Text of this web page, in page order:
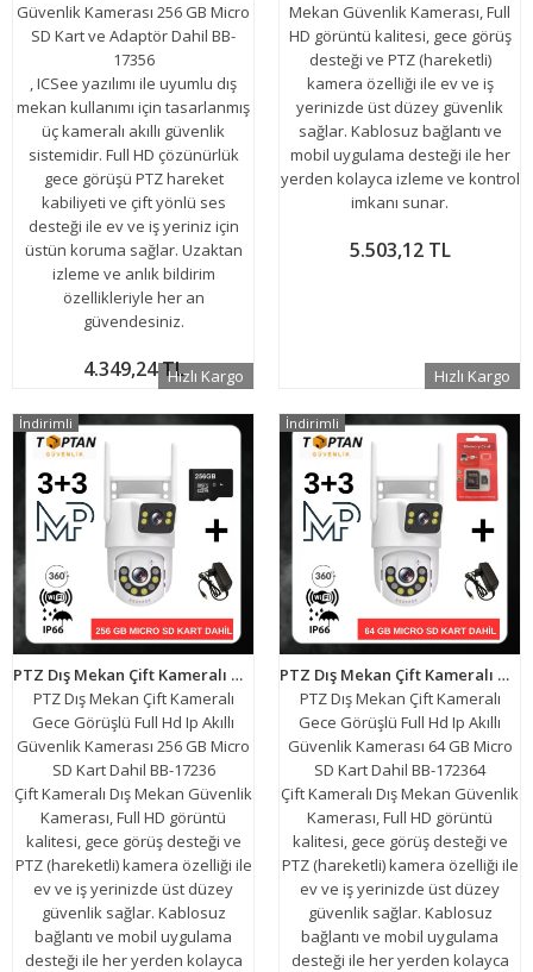
Güvenlik Kamerası 256 GB Micro
SD Kart ve Adaptör Dahil BB-
17356
, ICSee yazılımı ile uyumlu dış
mekan kullanımı için tasarlanmış
üç kameralı akıllı güvenlik
sistemidir. Full HD çözünürlük
gece görüşü PTZ hareket
kabiliyeti ve çift yönlü ses
desteği ile ev ve iş yeriniz için
üstün koruma sağlar. Uzaktan
izleme ve anlık bildirim
özellikleriyle her an
güvendesiniz.
4.349,24 TLHızlı Kargo
Mekan Güvenlik Kamerası, Full
HD görüntü kalitesi, gece görüş
desteği ve PTZ (hareketli)
kamera özelliği ile ev ve iş
yerinizde üst düzey güvenlik
sağlar. Kablosuz bağlantı ve
mobil uygulama desteği ile her
yerden kolayca izleme ve kontrol
imkanı sunar.
5.503,12 TL
Hızlı Kargo
PTZ Dış Mekan Çift Kameralı Gece Görüşlü Full Hd Ip Akıllı Güvenlik Kamerası 256 GB Micro SD Kart Dahil BB-17236
PTZ Dış Mekan Çift Kameralı
Gece Görüşlü Full Hd Ip Akıllı
Güvenlik Kamerası 256 GB Micro
SD Kart Dahil BB-17236
Çift Kameralı Dış Mekan Güvenlik
Kamerası, Full HD görüntü
kalitesi, gece görüş desteği ve
PTZ (hareketli) kamera özelliği ile
ev ve iş yerinizde üst düzey
güvenlik sağlar. Kablosuz
bağlantı ve mobil uygulama
desteği ile her yerden kolayca
İndirimli
PTZ Dış Mekan Çift Kameralı Gece Görüşlü Full Hd Ip Akıllı Güvenlik Kamerası 64 GB Micro SD Kart Dahil BB-172364
PTZ Dış Mekan Çift Kameralı
Gece Görüşlü Full Hd Ip Akıllı
Güvenlik Kamerası 64 GB Micro
SD Kart Dahil BB-172364
Çift Kameralı Dış Mekan Güvenlik
Kamerası, Full HD görüntü
kalitesi, gece görüş desteği ve
PTZ (hareketli) kamera özelliği ile
ev ve iş yerinizde üst düzey
güvenlik sağlar. Kablosuz
bağlantı ve mobil uygulama
desteği ile her yerden kolayca
İndirimli